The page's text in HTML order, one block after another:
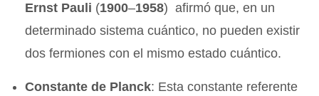
Ernst Pauli (1900–1958) afirmó que, en un
determinado sistema cuántico, no pueden existir
dos fermiones con el mismo estado cuántico.
Constante de Planck: Esta constante referente